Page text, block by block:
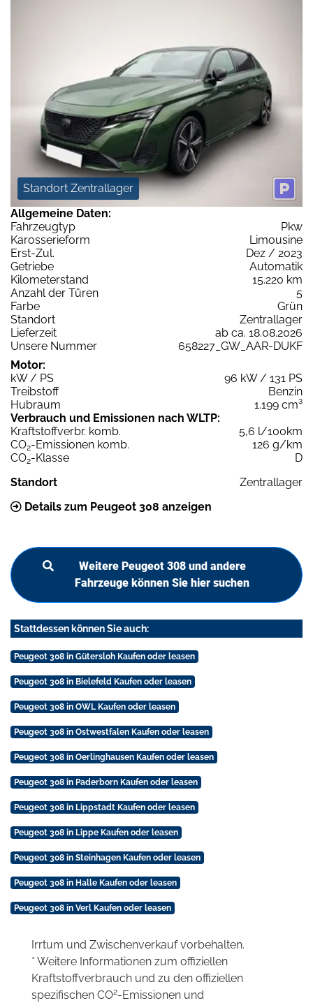
Standort Zentrallager
Allgemeine Daten:
Fahrzeugtyp
Pkw
Karosserieform
Limousine
Erst-Zul.
Dez / 2023
Getriebe
Automatik
Kilometerstand
15.220 km
Anzahl der Türen
5
Farbe
Grün
Standort
Zentrallager
Lieferzeit
ab ca. 18.08.2026
Unsere Nummer
658227_GW_AAR-DUKF
Motor:
kW / PS
96 kW / 131 PS
Treibstoff
Benzin
Hubraum
1.199 cm³
Verbrauch und Emissionen nach WLTP:
Kraftstoffverbr. komb.
5,6 l/100km
CO2-Emissionen komb.
126 g/km
CO2-Klasse
D
Standort
Zentrallager
Details zum Peugeot 308 anzeigen
Weitere Peugeot 308 und andere
Fahrzeuge können Sie hier suchen
Stattdessen können Sie auch:
Peugeot 308 in Gütersloh Kaufen oder leasen
Peugeot 308 in Bielefeld Kaufen oder leasen
Peugeot 308 in OWL Kaufen oder leasen
Peugeot 308 in Ostwestfalen Kaufen oder leasen
Peugeot 308 in Oerlinghausen Kaufen oder leasen
Peugeot 308 in Paderborn Kaufen oder leasen
Peugeot 308 in Lippstadt Kaufen oder leasen
Peugeot 308 in Lippe Kaufen oder leasen
Peugeot 308 in Steinhagen Kaufen oder leasen
Peugeot 308 in Halle Kaufen oder leasen
Peugeot 308 in Verl Kaufen oder leasen
Irrtum und Zwischenverkauf vorbehalten.
* Weitere Informationen zum offiziellen
Kraftstoffverbrauch und zu den offiziellen
spezifischen CO2-Emissionen und